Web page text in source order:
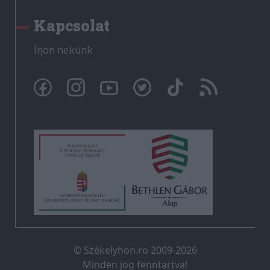
Kapcsolat
Írjon nekünk
© Székelyhon.ro 2009-2026
Minden jog fenntartva!